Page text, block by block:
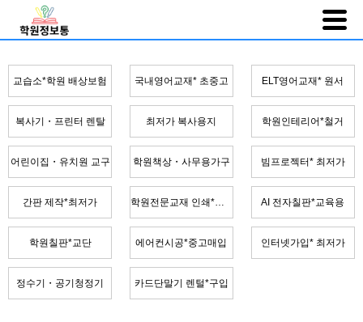
교습소*학원 배상보험 국내영어교재* 초중고 ELT영어교재* 원서
복사기・프린터 렌탈 최저가 복사용지 학원인테리어*철거
어린이집・유치원 교구 학원책상・사무용가구 빔프로젝터* 최저가
간판 제작*최저가 학원전문교재 인쇄*제본 AI 전자칠판*교육용
학원칠판*교단 에어컨시공*중고매입 인터넷가입* 최저가
정수기・공기청정기 카드단말기 렌털*구입